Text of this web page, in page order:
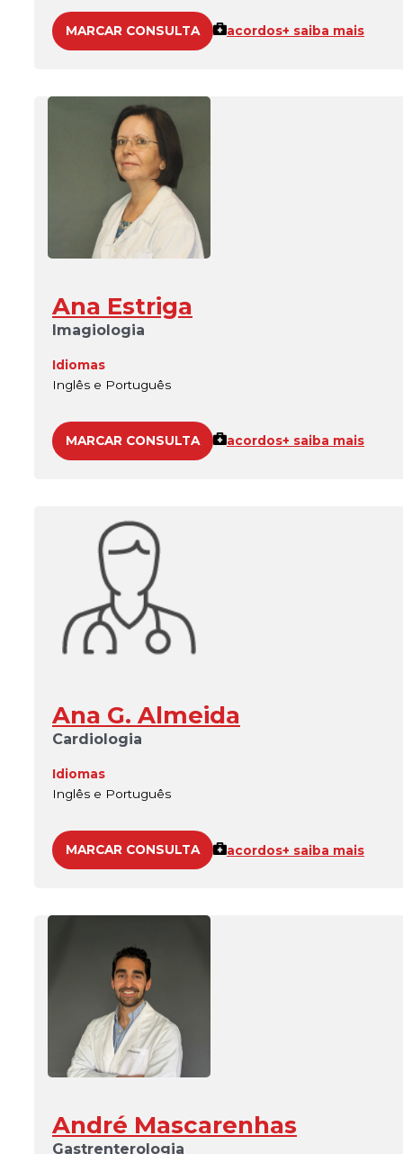
MARCAR CONSULTA acordos+ saiba mais
Ana Estriga
Imagiologia
Idiomas
Inglês e Português
MARCAR CONSULTA acordos+ saiba mais
Ana G. Almeida
Cardiologia
Idiomas
Inglês e Português
MARCAR CONSULTA acordos+ saiba mais
André Mascarenhas
Gastrenterologia